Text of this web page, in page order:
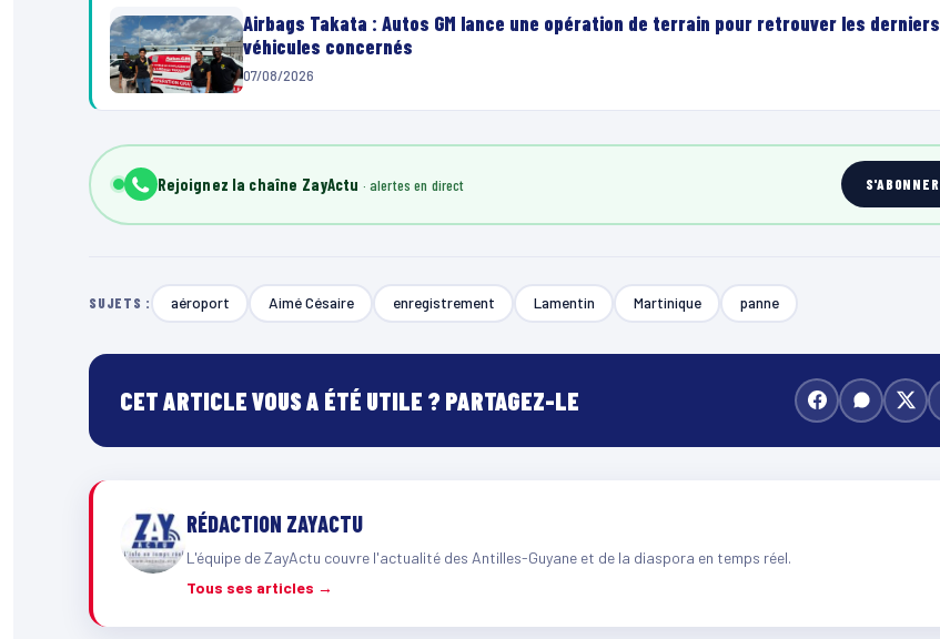
Airbags Takata : Autos GM lance une opération de terrain pour retrouver les derniers
véhicules concernés
07/08/2026
Rejoignez la chaîne ZayActu S'ABONNER
SUJETS : aéroport Aimé Césaire enregistrement Lamentin Martinique panne
CET ARTICLE VOUS A ÉTÉ UTILE ? PARTAGEZ-LE
RÉDACTION ZAYACTU
L'équipe de ZayActu couvre l'actualité des Antilles-Guyane et de la diaspora en temps réel.
Tous ses articles →